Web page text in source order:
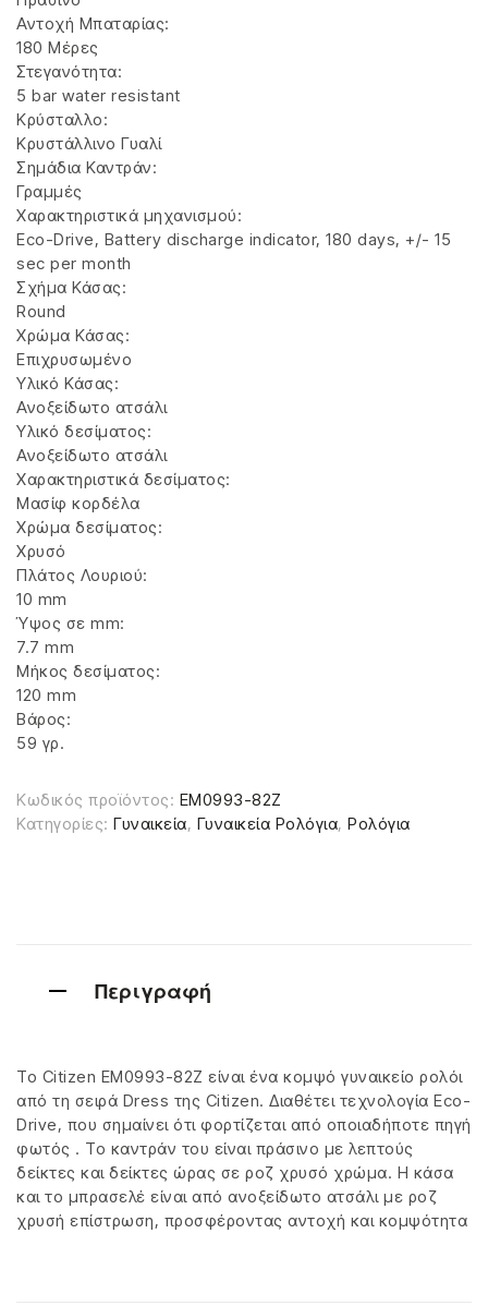
Αντοχή Μπαταρίας:
180 Μέρες
Στεγανότητα:
5 bar water resistant
Κρύσταλλο:
Κρυστάλλινο Γυαλί
Σημάδια Καντράν:
Γραμμές
Χαρακτηριστικά μηχανισμού:
Eco-Drive, Battery discharge indicator, 180 days, +/- 15
sec per month
Σχήμα Κάσας:
Round
Χρώμα Κάσας:
Επιχρυσωμένο
Υλικό Κάσας:
Ανοξείδωτο ατσάλι
Υλικό δεσίματος:
Ανοξείδωτο ατσάλι
Χαρακτηριστικά δεσίματος:
Μασίφ κορδέλα
Χρώμα δεσίματος:
Χρυσό
Πλάτος Λουριού:
10 mm
Ύψος σε mm:
7.7 mm
Μήκος δεσίματος:
120 mm
Βάρος:
59 γρ.
Κωδικός προϊόντος: EM0993-82Z
Κατηγορίες: Γυναικεία, Γυναικεία Ρολόγια, Ρολόγια
Περιγραφή
Το Citizen EM0993-82Z είναι ένα κομψό γυναικείο ρολόι
από τη σειρά Dress της Citizen. Διαθέτει τεχνολογία Eco-
Drive, που σημαίνει ότι φορτίζεται από οποιαδήποτε πηγή
φωτός . Το καντράν του είναι πράσινο με λεπτούς
δείκτες και δείκτες ώρας σε ροζ χρυσό χρώμα. Η κάσα
και το μπρασελέ είναι από ανοξείδωτο ατσάλι με ροζ
χρυσή επίστρωση, προσφέροντας αντοχή και κομψότητα